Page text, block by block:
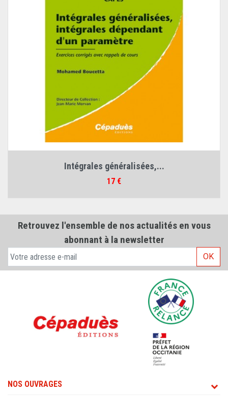
Intégrales généralisées,...
Prix
17 €
Retrouvez l'ensemble de nos actualités en vous
abonnant à la newsletter
OK
NOS OUVRAGES